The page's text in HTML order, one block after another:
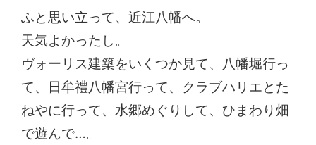
ふと思い立って、近江八幡へ。
天気よかったし。
ヴォーリス建築をいくつか見て、八幡堀行っ
て、日牟禮八幡宮行って、クラブハリエとた
ねやに行って、水郷めぐりして、ひまわり畑
で遊んで…。